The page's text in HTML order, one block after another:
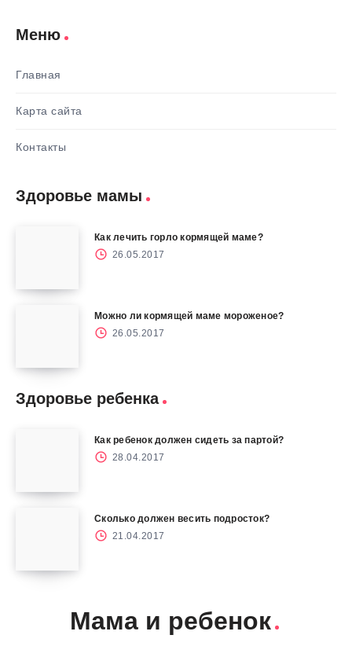
Меню
Главная
Карта сайта
Контакты
Здоровье мамы
Как лечить горло кормящей маме?
26.05.2017
Можно ли кормящей маме мороженое?
26.05.2017
Здоровье ребенка
Как ребенок должен сидеть за партой?
28.04.2017
Сколько должен весить подросток?
21.04.2017
Мама и ребенок